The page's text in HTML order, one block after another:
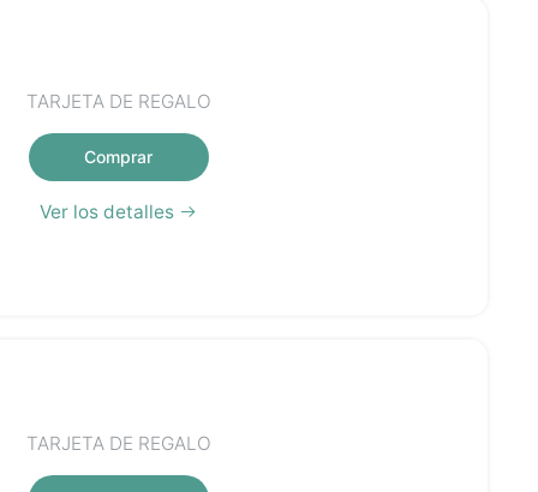
TARJETA DE REGALO
Comprar
Ver los detalles
TARJETA DE REGALO